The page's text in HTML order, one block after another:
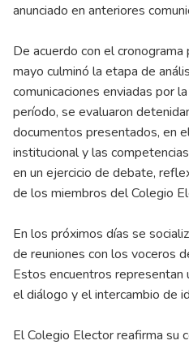
anunciado en anteriores
De acuerdo con el
mayo culminó la etapa de
comunicaciones enviadas por
período, se evaluaron
documentos presentados, en
institucional y las
en un ejercicio de debate,
de los miembros del Colegio
En los próximos días se
de reuniones con los voceros
Estos encuentros representan
el diálogo y el intercambio de
El Colegio Elector reafirma su